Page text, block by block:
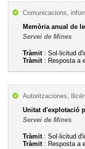
Comunicacions,
Memòria anual de
Servei de Mines
Tràmit: Sol·licitud
Tràmit: Resposta a
Autoritzaciones,
Unitat d'explotació
Servei de Mines
Tràmit: Sol·licitud
Tràmit: Resposta a